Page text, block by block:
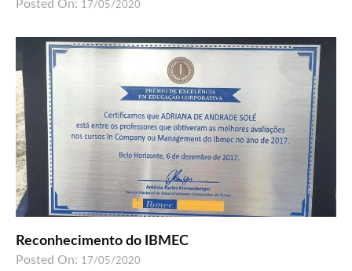
Posted On: 17/05/2020
Reconhecimento do IBMEC
Posted On: 17/05/2020